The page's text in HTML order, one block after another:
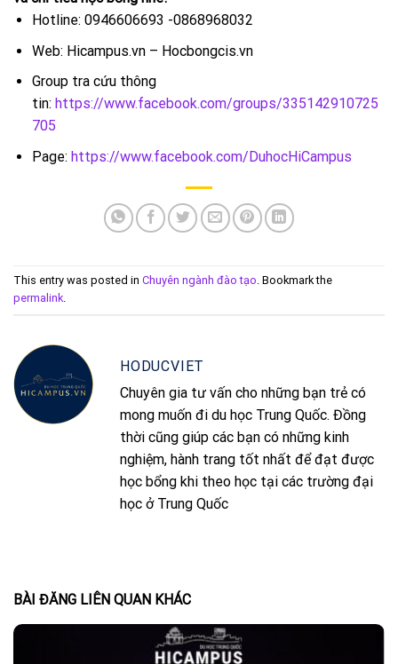
Hotline: 0946606693 -0868968032
Web: Hicampus.vn – Hocbongcis.vn
Group tra cứu thông
tin: https://www.facebook.com/groups/335142910725
705
Page: https://www.facebook.com/DuhocHiCampus
This entry was posted in Chuyên ngành đào tạo. Bookmark the
permalink.
HODUCVIET
Chuyên gia tư vấn cho những bạn trẻ có
mong muốn đi du học Trung Quốc. Đồng
thời cũng giúp các bạn có những kinh
nghiệm, hành trang tốt nhất để đạt được
học bổng khi theo học tại các trường đại
học ở Trung Quốc
BÀI ĐĂNG LIÊN QUAN KHÁC